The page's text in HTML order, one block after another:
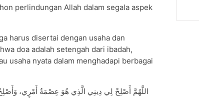
perlindungan Allah dalam segala aspek
harus disertai dengan usaha dan
doa adalah setengah dari ibadah,
usaha nyata dalam menghadapi berbagai
اللَّهُمَّ أَصْلِحْ لِي دِينِي الَّذِي هُوَ عِصْمَةُ أَمْرِي،